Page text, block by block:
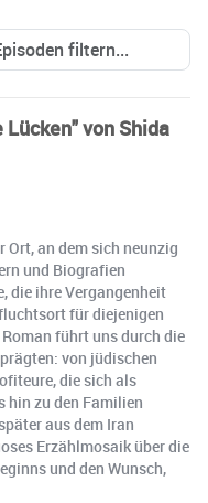
von Shida
an dem sich neunzig
und Biografien
die ihre Vergangenheit
für diejenigen
führt uns durch die
von jüdischen
die sich als
hin zu den Familien
aus dem Iran
Erzählmosaik über die
und den Wunsch,